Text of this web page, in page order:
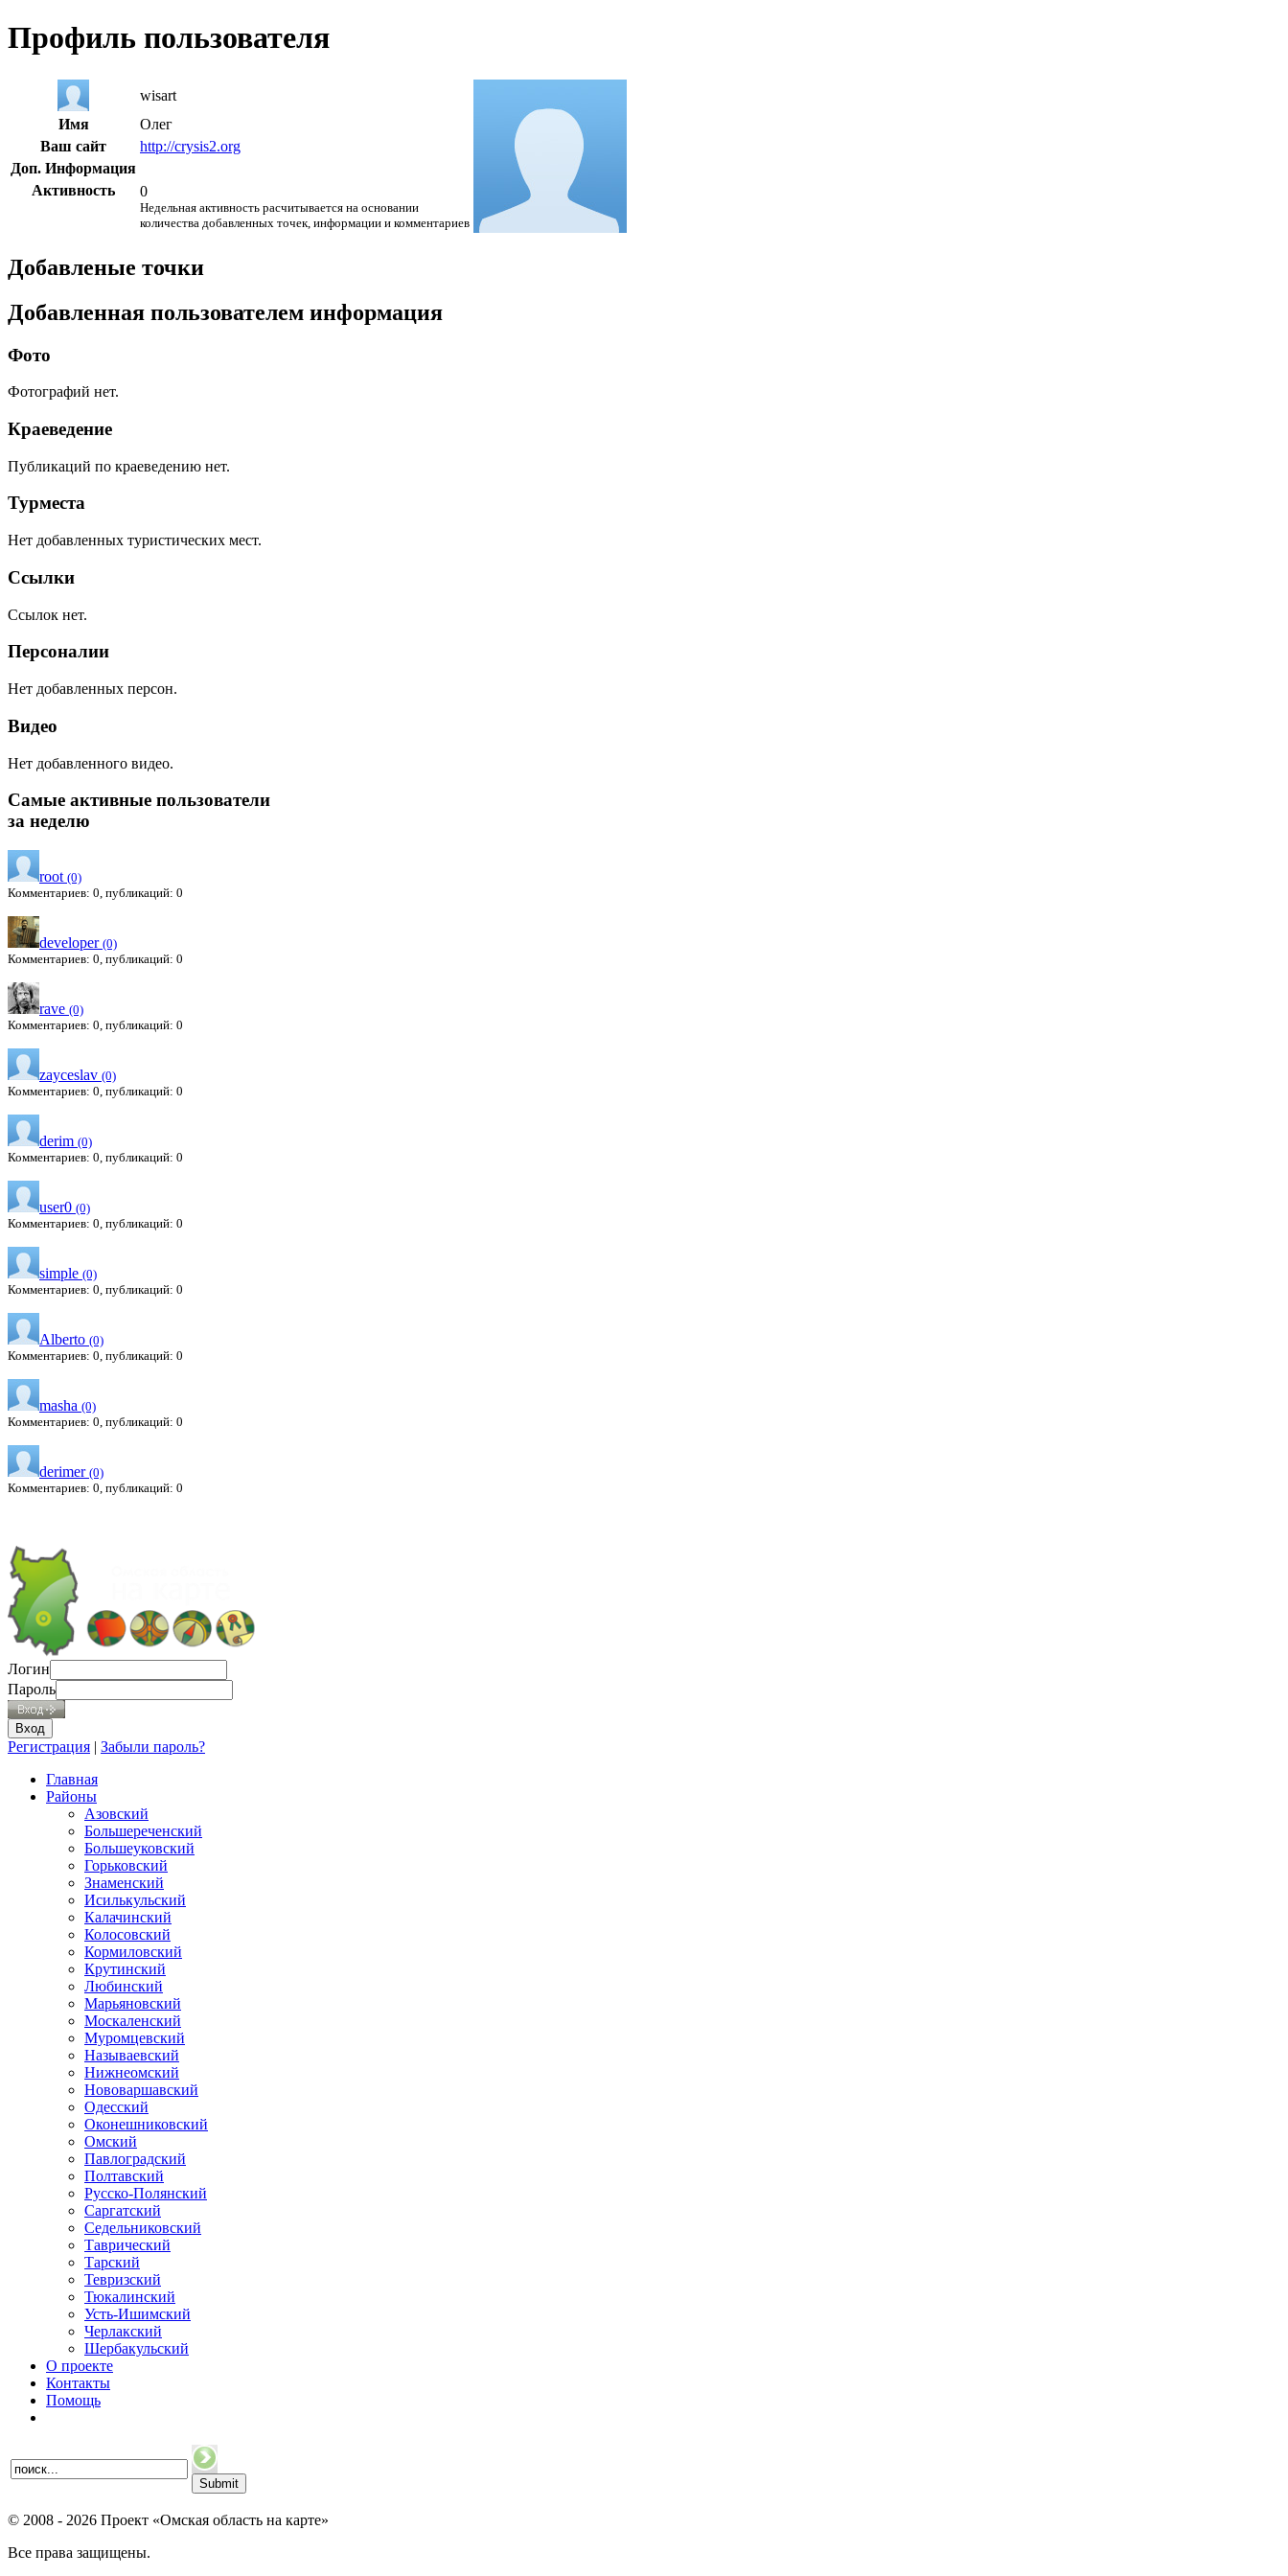
Профиль пользователя
wisart
Имя
Олег
Ваш сайт
http://crysis2.org
Доп. Информация
Активность
0
Недельная активность расчитывается на основании
количества добавленных точек, информации и комментариев
Добавленые точки
Добавленная пользователем информация
Фото
Фотографий нет.
Краеведение
Публикаций по краеведению нет.
Турместа
Нет добавленных туристических мест.
Ссылки
Ссылок нет.
Персоналии
Нет добавленных персон.
Видео
Нет добавленного видео.
Самые активные пользователи
за неделю
root (0)
Комментариев: 0, публикаций: 0
developer (0)
Комментариев: 0, публикаций: 0
rave (0)
Комментариев: 0, публикаций: 0
zayceslav (0)
Комментариев: 0, публикаций: 0
derim (0)
Комментариев: 0, публикаций: 0
user0 (0)
Комментариев: 0, публикаций: 0
simple (0)
Комментариев: 0, публикаций: 0
Alberto (0)
Комментариев: 0, публикаций: 0
masha (0)
Комментариев: 0, публикаций: 0
derimer (0)
Комментариев: 0, публикаций: 0
Логин
Пароль
Регистрация | Забыли пароль?
Главная
Районы
Азовский
Большереченский
Большеуковский
Горьковский
Знаменский
Исилькульский
Калачинский
Колосовский
Кормиловский
Крутинский
Любинский
Марьяновский
Москаленский
Муромцевский
Называевский
Нижнеомский
Нововаршавский
Одесский
Оконешниковский
Омский
Павлоградский
Полтавский
Русско-Полянский
Саргатский
Седельниковский
Таврический
Тарский
Тевризский
Тюкалинский
Усть-Ишимский
Черлакский
Шербакульский
О проекте
Контакты
Помощь
© 2008 - 2026 Проект «Омская область на карте»
Все права защищены.